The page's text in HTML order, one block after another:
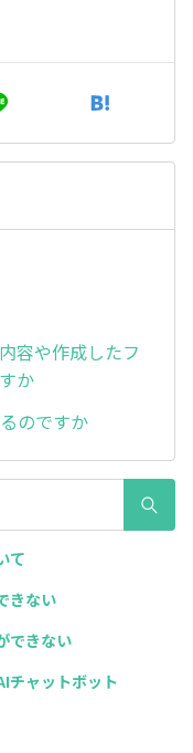
容や作成したフ
か
のですか
て
きない
できない
チャットボット